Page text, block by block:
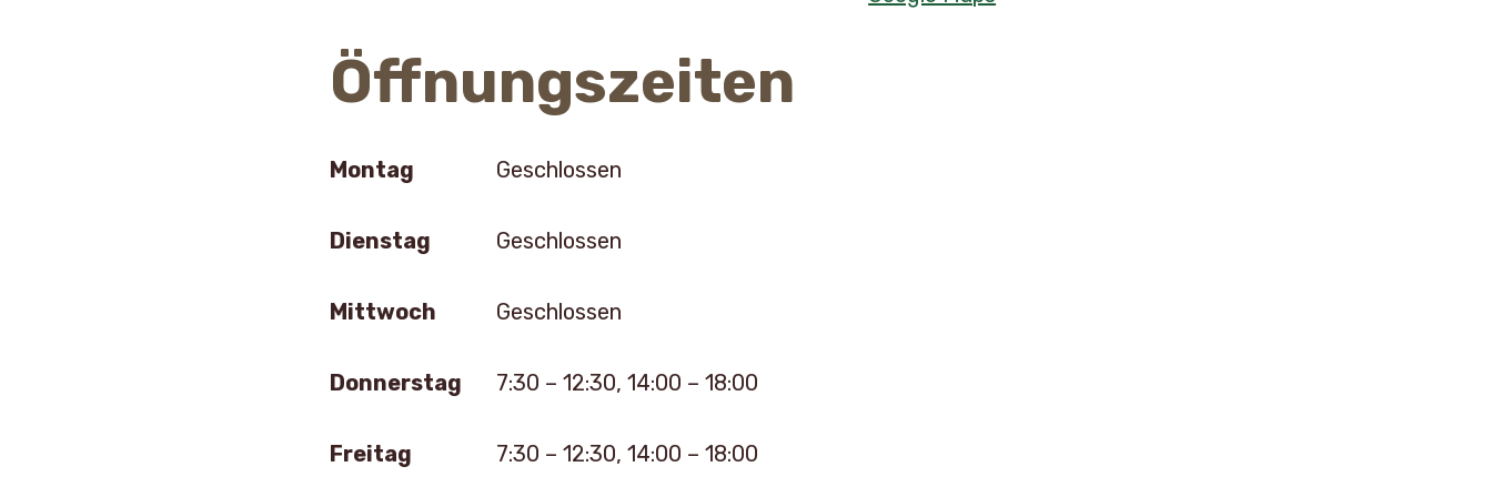
Öffnungszeiten
Montag
Dienstag
Mittwoch
Donnerstag
Freitag
Geschlossen
Geschlossen
Geschlossen
7:30 – 12:30, 14:00 – 18:00
7:30 – 12:30, 14:00 – 18:00